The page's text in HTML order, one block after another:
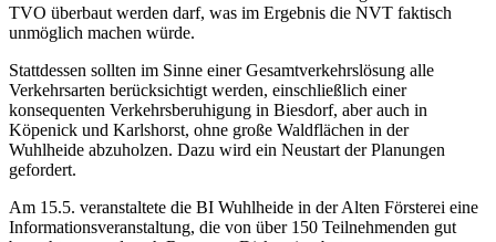
TVO überbaut werden darf, was im Ergebnis die NVT faktisch
unmöglich machen würde.
Stattdessen sollten im Sinne einer Gesamtverkehrslösung alle
Verkehrsarten berücksichtigt werden, einschließlich einer
konsequenten Verkehrsberuhigung in Biesdorf, aber auch in
Köpenick und Karlshorst, ohne große Waldflächen in der
Wuhlheide abzuholzen. Dazu wird ein Neustart der Planungen
gefordert.
Am 15.5. veranstaltete die BI Wuhlheide in der Alten Försterei eine
Informationsveranstaltung, die von über 150 Teilnehmenden gut